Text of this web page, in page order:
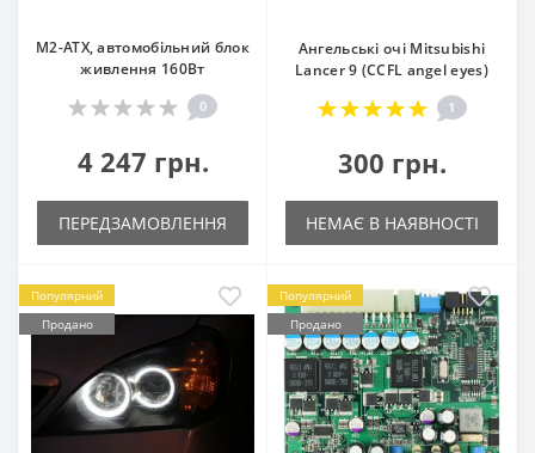
M2-ATX, автомобільний блок
живлення 160Вт
0
4 247 грн.
ПЕРЕДЗАМОВЛЕННЯ
Ангельські очі Mitsubishi
Lancer 9 (CCFL angel eyes)
1
300 грн.
НЕМАЄ В НАЯВНОСТІ
Популярний
Продано
Популярний
Продано